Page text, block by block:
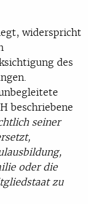
widerspricht
des
beschriebene
seiner
oder die
zu